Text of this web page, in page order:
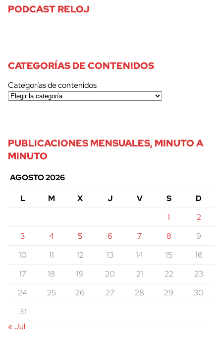
PODCAST RELOJ
CATEGORÍAS DE CONTENIDOS
Categorías de contenidos
PUBLICACIONES MENSUALES, MINUTO A
MINUTO
AGOSTO 2026
L
M X J V S
D
1
2
3
4 5 6 7 8
9
10
11 12 13 14 15
16
17
18 19 20 21 22
23
24
25 26 27 28 29
30
31
« Jul